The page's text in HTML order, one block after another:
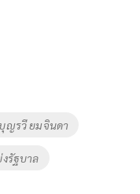
ญรวี ยมจินดา
รัฐบาล